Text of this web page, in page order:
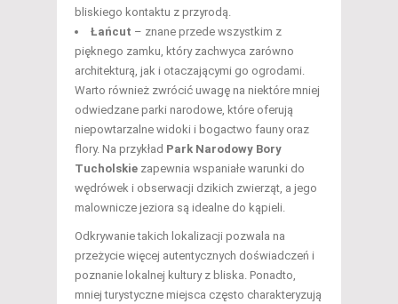
bliskiego kontaktu z przyrodą.
Łańcut – znane przede wszystkim z
pięknego zamku, który zachwyca zarówno
architekturą, jak i otaczającymi go ogrodami.
Warto również zwrócić uwagę na niektóre mniej
odwiedzane parki narodowe, które oferują
niepowtarzalne widoki i bogactwo fauny oraz
flory. Na przykład Park Narodowy Bory
Tucholskie zapewnia wspaniałe warunki do
wędrówek i obserwacji dzikich zwierząt, a jego
malownicze jeziora są idealne do kąpieli.
Odkrywanie takich lokalizacji pozwala na
przeżycie więcej autentycznych doświadczeń i
poznanie lokalnej kultury z bliska. Ponadto,
mniej turystyczne miejsca często charakteryzują